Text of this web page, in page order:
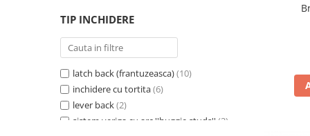
TIP INCHIDERE
latch back (frantuzeasca)(10)
inchidere cu tortita(6)
lever back(2)
sistem veriga cu arc ''huggie studs'' (2)